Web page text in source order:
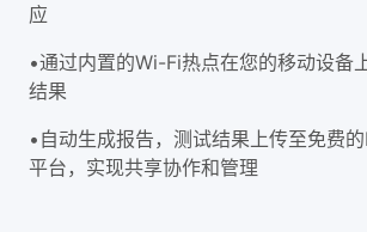
应
•通过内置的Wi-Fi热点在您的移动设备
结果
•自动生成报告，测试结果上传至免费
平台，实现共享协作和管理